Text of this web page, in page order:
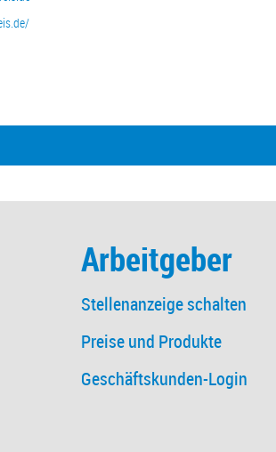
Arbeitgeber
Stellenanzeige schalten
Preise und Produkte
Geschäftskunden-Login